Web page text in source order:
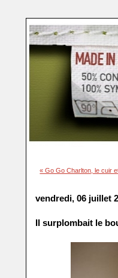
« Go Go Charlton, le cuir
vendredi, 06 juillet
Il surplombait le